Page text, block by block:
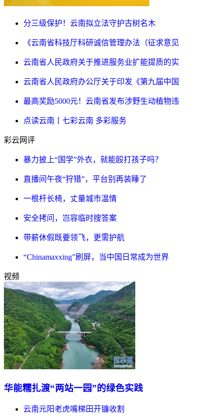
分三级保护！云南拟立法守护古树名木
《云南省科技厅科研诚信管理办法（征求意见
云南省人民政府关于推进服务业扩能提质的实
云南省人民政府办公厅关于印发《第九届中国
最高奖励5000元！云南省发布涉野生动植物违
点读云南丨七彩云南 多彩服务
彩云网评
暴力披上“国学”外衣，就能殴打孩子吗？
直播间午夜“狩猎”，平台别再装睡了
一根杆长椅，丈量城市温情
安全拷问，岂容临时搜答案
带薪休假既要领飞，更需护航
“Chinamaxxing”刷屏，当中国日常成为世界
视频
华能糯扎渡“两站一园”的绿色实践
云南元阳老虎嘴梯田开镰收割